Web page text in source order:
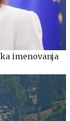
imenovanja